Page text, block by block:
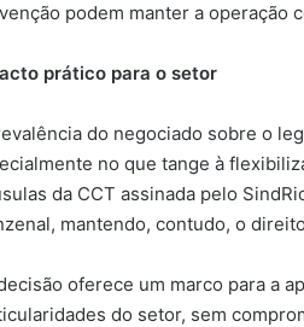
podem manter a operação
prático para o setor
do negociado sobre o
no que tange à
da CCT assinada pelo
mantendo, contudo, o
oferece um marco para a
do setor, sem